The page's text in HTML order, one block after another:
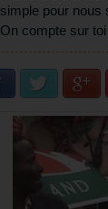
simple pour nous
On compte sur toi
Facebook Twitter